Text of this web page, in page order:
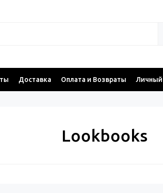
Доставка Оплата и Возвраты Личный
Lookbooks